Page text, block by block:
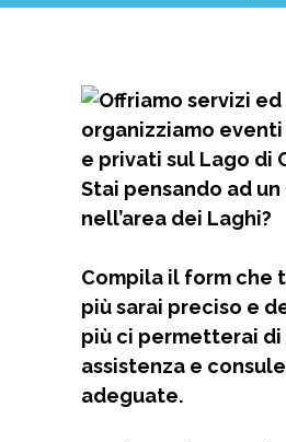
Stai pensando ad
nell’area dei Laghi?
Compila il form che
più sarai preciso e
più ci permetterai
assistenza e
adeguate.